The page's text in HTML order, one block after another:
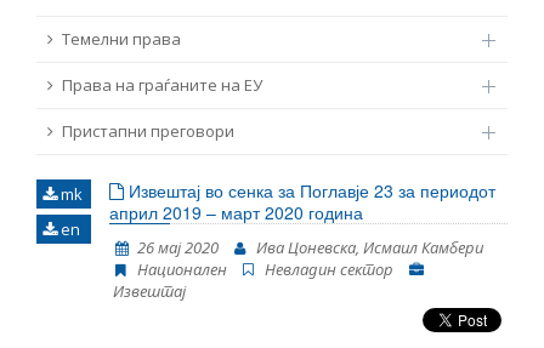
Таг
Датум на објавување
Темелни права
Права на граѓаните на ЕУ
Пристапни преговори
mk
en
Извештај во сенка за Поглавје 23 за периодот
април 2019 – март 2020 година
26 мај 2020
Ива Цоневска, Исмаил Камбери
Национален
Невладин сектор
Извештај